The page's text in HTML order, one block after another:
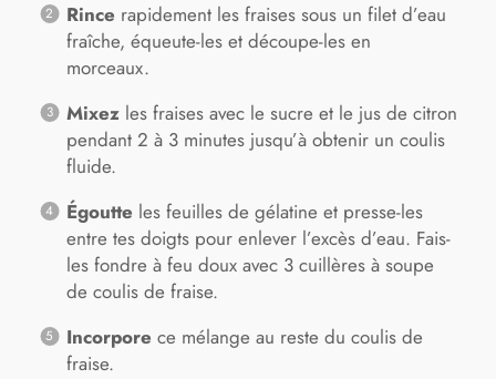
Rince rapidement les fraises sous un filet d’eau
fraîche, équeute-les et découpe-les en
morceaux.
Mixezles fraises avec le sucre et le jus de citron
pendant 2 à 3 minutes jusqu’à obtenir un coulis
fluide.
Égoutte les feuilles de gélatine et presse-les
entre tes doigts pour enlever l’excès d’eau. Fais-
les fondre à feu doux avec 3 cuillères à soupe
de coulis de fraise.
Incorpore ce mélange au reste du coulis de
fraise.